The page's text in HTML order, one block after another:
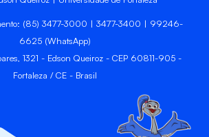
(85) 3477-3000 | 3477-3400 | 99246-
6625 (WhatsApp)
1321 - Edson Queiroz - CEP 60811-905 -
Fortaleza / CE - Brasil